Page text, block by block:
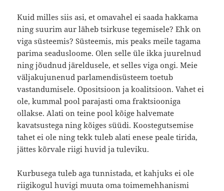
Kuid milles siis asi, et omavahel ei saada hakkama
ning suurim aur läheb tsirkuse tegemisele? Ehk on
viga süsteemis? Süsteemis, mis peaks meile tagama
parima seadusloome. Olen selle üle ikka juurelnud
ning jõudnud järeldusele, et selles viga ongi. Meie
väljakujunenud parlamendisüsteem toetub
vastandumisele. Opositsioon ja koalitsioon. Vahet ei
ole, kummal pool parajasti oma fraktsiooniga
ollakse. Alati on teine pool kõige halvemate
kavatsustega ning kõiges süüdi. Koostegutsemise
tahet ei ole ning tekk tuleb alati enese peale tirida,
jättes kõrvale riigi huvid ja tuleviku.
Kurbusega tuleb aga tunnistada, et kahjuks ei ole
riigikogul huvigi muuta oma toimemehhanismi